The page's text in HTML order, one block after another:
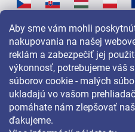
Aby sme vám mohli
nakupovania na našej
reklám a zabezpečiť jej
výkonnosť, potrebujeme váš
súborov cookie - malých
ukladajú vo vašom
pomáhate nám zlepšovať
ďakujeme.
Pre akcie, súťaže a zľavy nás